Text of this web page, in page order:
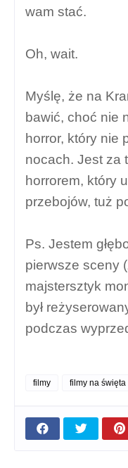
wam stać.
Oh, wait.
Myślę, że na
bawić, choć nie
horror, który nie
nocach. Jest za
horrorem, który
przebojów, tuż
Ps. Jestem
pierwsze sceny
majstersztyk
był
podczas
filmy filmy na święta